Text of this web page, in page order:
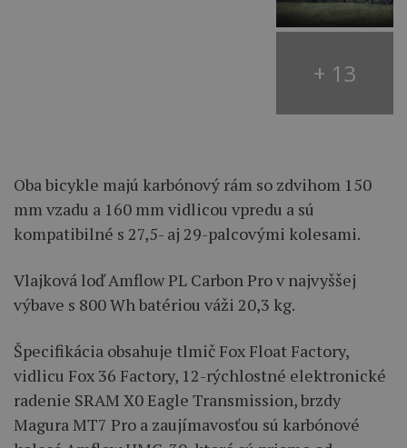
+ 13
Oba bicykle majú karbónový rám so zdvihom 150
mm vzadu a 160 mm vidlicou vpredu a sú
kompatibilné s 27,5- aj 29-palcovými kolesami.
Vlajková loď Amflow PL Carbon Pro v najvyššej
výbave s 800 Wh batériou váži 20,3 kg.
Špecifikácia obsahuje tlmič Fox Float Factory,
vidlicu Fox 36 Factory, 12-rýchlostné elektronické
radenie SRAM X0 Eagle Transmission, brzdy
Magura MT7 Pro a zaujímavosťou sú karbónové